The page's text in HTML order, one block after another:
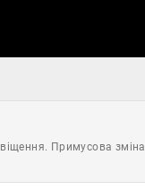
Примусова зміна